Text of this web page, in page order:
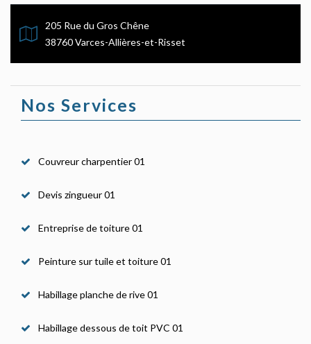
205 Rue du Gros Chêne
38760 Varces-Allières-et-Risset
Nos Services
Couvreur charpentier 01
Devis zingueur 01
Entreprise de toiture 01
Peinture sur tuile et toiture 01
Habillage planche de rive 01
Habillage dessous de toit PVC 01